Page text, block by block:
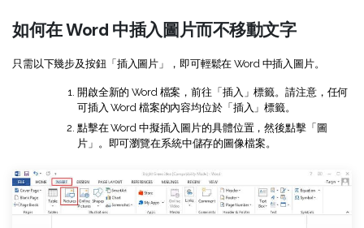
SDK
PDFelement SDK
編輯 PDF
壓縮 PDF
整理 PDF
專業使用者
簽署 PDF
PDF 知識
了解更多
更多內容
免費 PDF 範本
教育界折扣
如何在 Word 中插入圖片而不移動文字
只需以下幾步及按鈕「插入圖片」，即可輕鬆在 Word 中插入圖片。
開啟全新的 Word 檔案，前往「插入」標籤。請注意，任何
可插入 Word 檔案的內容均位於「插入」標籤。
點擊在 Word 中擬插入圖片的具體位置，然後點擊「圖
片」。即可瀏覽在系統中儲存的圖像檔案。